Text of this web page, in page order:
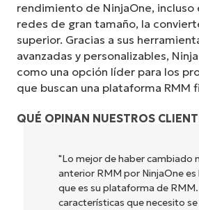
rendimiento de NinjaOne, incluso
redes de gran tamaño, la
superior. Gracias a sus
avanzadas y personalizables,
como una opción líder para los
que buscan una plataforma RMM
QUÉ OPINAN NUESTROS
"NinjaOne es increíblemente
combina una interfaz fluida
funciones de back-end. La
es sencilla de realizar y la